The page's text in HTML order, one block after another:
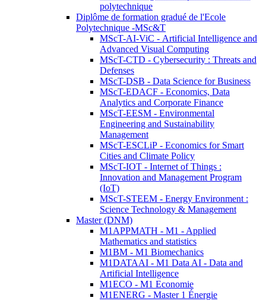
polytechnique
Diplôme de formation gradué de l'Ecole
Polytechnique -MSc&T
MScT-AI-ViC - Artificial Intelligence and
Advanced Visual Computing
MScT-CTD - Cybersecurity : Threats and
Defenses
MScT-DSB - Data Science for Business
MScT-EDACF - Economics, Data
Analytics and Corporate Finance
MScT-EESM - Environmental
Engineering and Sustainability
Management
MScT-ESCLiP - Economics for Smart
Cities and Climate Policy
MScT-IOT - Internet of Things :
Innovation and Management Program
(IoT)
MScT-STEEM - Energy Environment :
Science Technology & Management
Master (DNM)
M1APPMATH - M1 - Applied
Mathematics and statistics
M1BM - M1 Biomechanics
M1DATAAI - M1 Data AI - Data and
Artificial Intelligence
M1ECO - M1 Economie
M1ENERG - Master 1 Énergie